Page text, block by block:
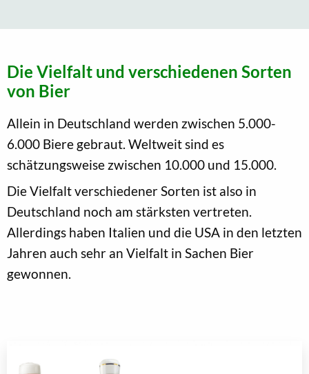
Die Vielfalt und verschiedenen Sorten
von Bier
Allein in Deutschland werden zwischen 5.000-
6.000 Biere gebraut. Weltweit sind es
schätzungsweise zwischen 10.000 und 15.000.
Die Vielfalt verschiedener Sorten ist also in
Deutschland noch am stärksten vertreten.
Allerdings haben Italien und die USA in den letzten
Jahren auch sehr an Vielfalt in Sachen Bier
gewonnen.